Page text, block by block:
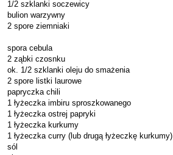
1/2 szklanki soczewicy
bulion warzywny
2 spore ziemniaki
spora cebula
2 ząbki czosnku
ok. 1/2 szklanki oleju do smażenia
2 spore listki laurowe
papryczka chili
1 łyżeczka imbiru sproszkowanego
1 łyżeczka ostrej papryki
1 łyżeczka kurkumy
1 łyżeczka curry (lub drugą łyżeczkę kurkumy)
sól